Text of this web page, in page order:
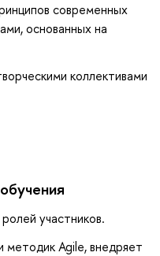
современных
основанных на
коллективами
участников.
Agile, внедряет